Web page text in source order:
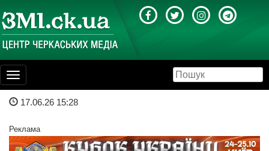
Toggle
navigation
17.06.26 15:28
Реклама